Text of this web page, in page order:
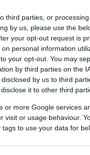
third parties, or
by us, please use the
your opt-out request is
personal information
your opt-out. You may
by third parties on the
by us to third
it to other third
or more Google services
visit or usage behaviour.
to use your data for
curiosità,
o dal salumiere
vicende.
sullo sfondo